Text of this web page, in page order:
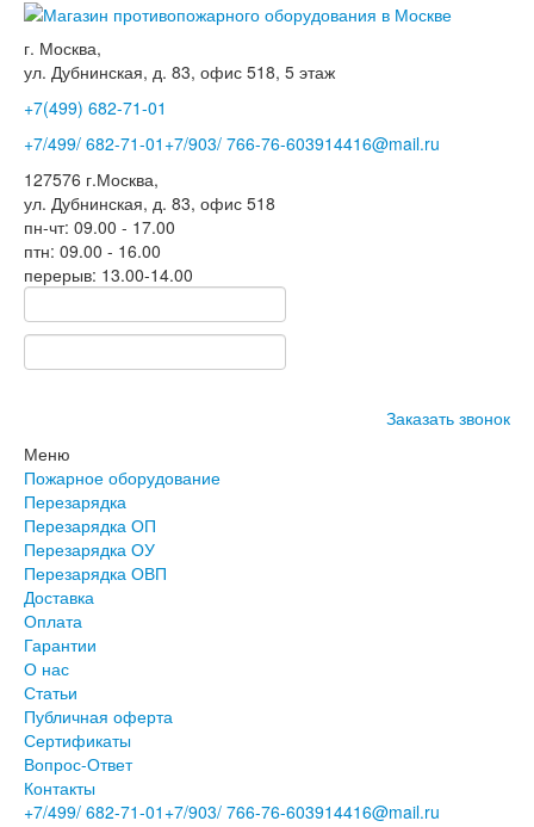
г. Москва,
ул. Дубнинская, д. 83, офис 518, 5 этаж
+7(499) 682-71-01
+7/499/ 682-71-01 +7/903/ 766-76-603914416@mail.ru
127576 г.Москва,
ул. Дубнинская, д. 83, офис 518
пн-чт: 09.00 - 17.00
птн: 09.00 - 16.00
перерыв: 13.00-14.00
Заказать звонок
Меню
Пожарное оборудование
Перезарядка
Перезарядка ОП
Перезарядка ОУ
Перезарядка ОВП
Доставка
Оплата
Гарантии
О нас
Статьи
Публичная оферта
Сертификаты
Вопрос-Ответ
Контакты
+7/499/ 682-71-01 +7/903/ 766-76-603914416@mail.ru